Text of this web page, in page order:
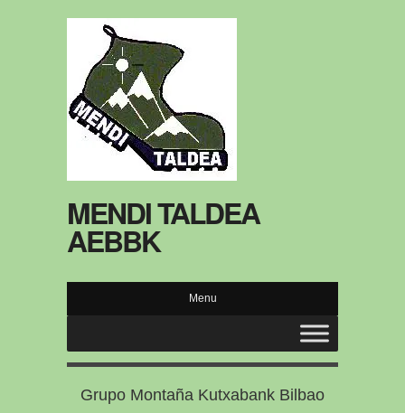
MENDI TALDEA
AEBBK
Menu
Grupo Montaña Kutxabank Bilbao